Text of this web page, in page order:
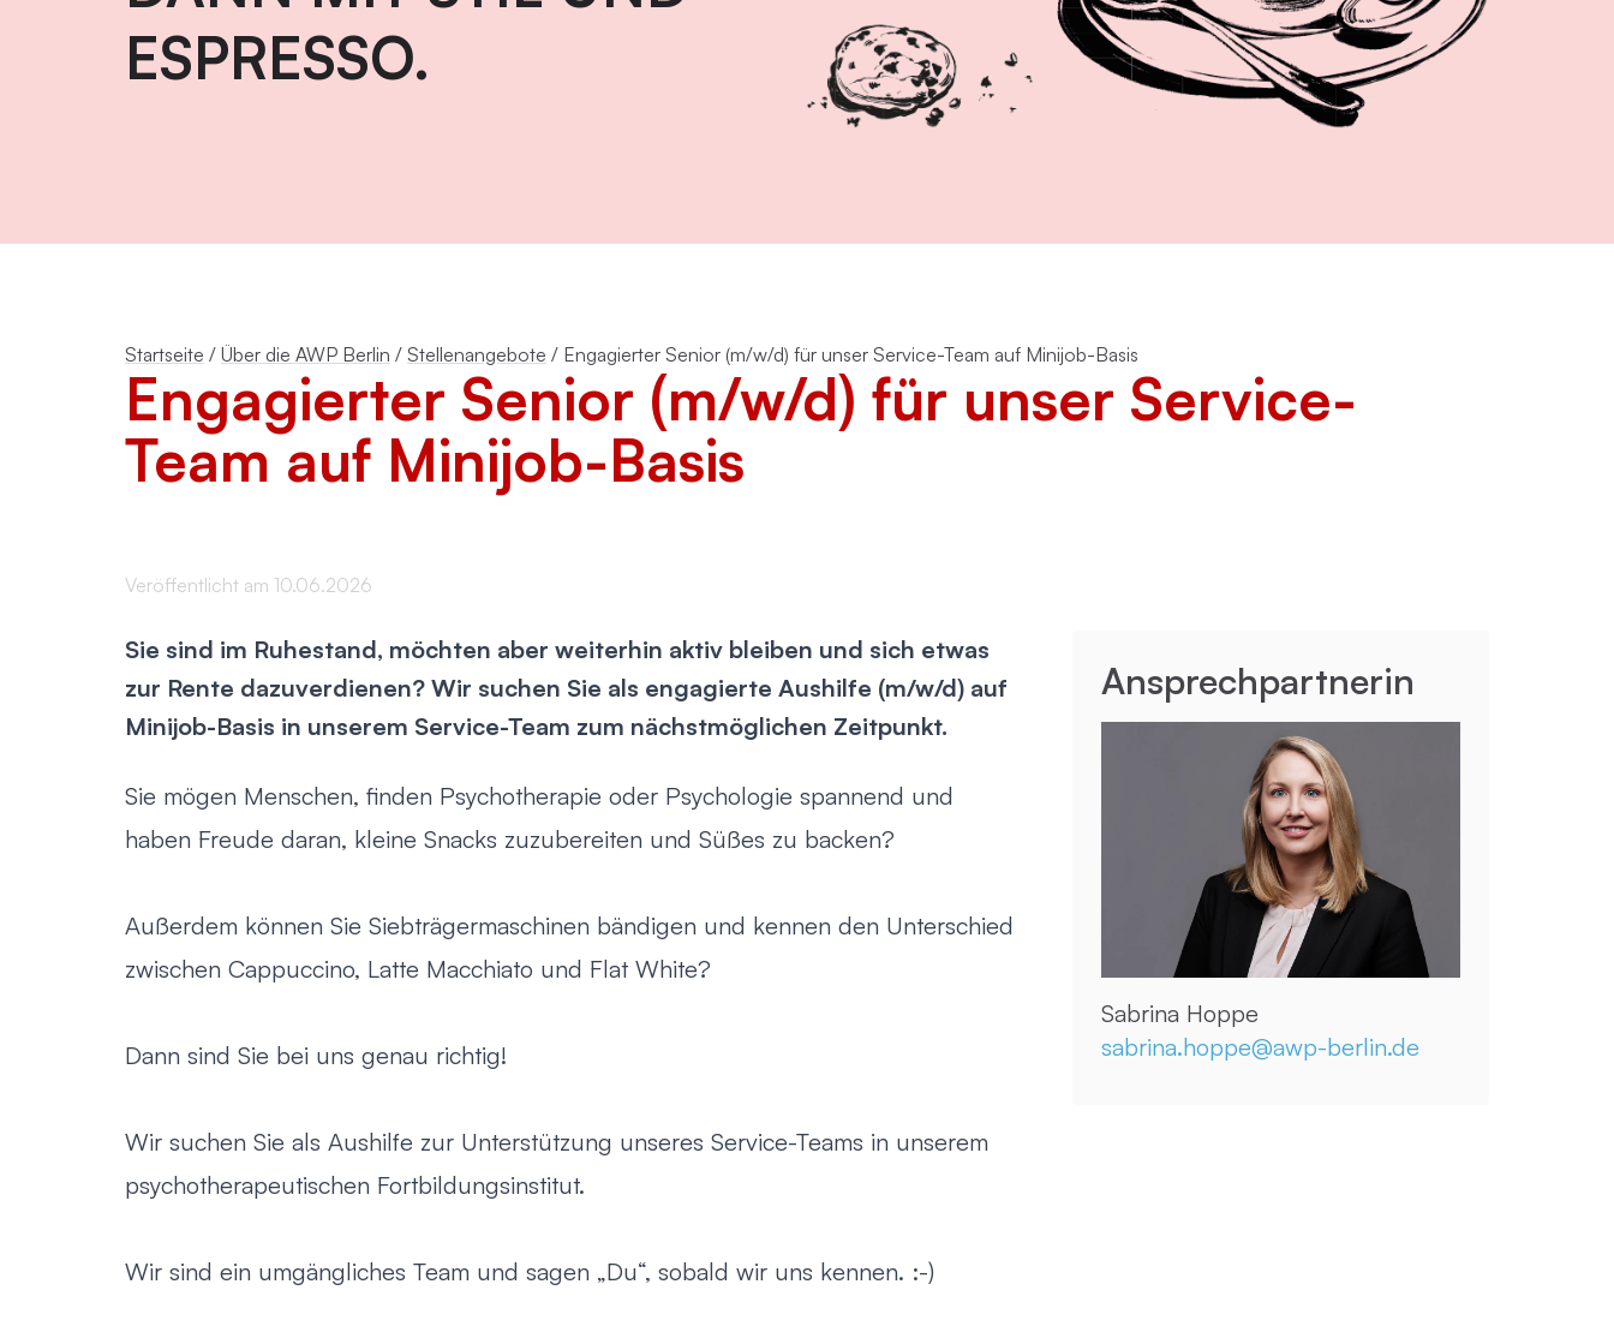
Emotionsfokussierte Therapie
Veranstaltungsorte
FAQ
Virtueller Rundgang
Vermietung
ESPRESSO.
Startseite / Über die AWP Berlin / Stellenangebote / Engagierter Senior (m/w/d) für unser Service-Team auf Minijob-Basis
Engagierter Senior (m/w/d) für unser Service-
Team auf Minijob-Basis
Veröffentlicht am 10.06.2026
Sie sind im Ruhestand, möchten aber weiterhin aktiv bleiben und sich etwas
zur Rente dazuverdienen? Wir suchen Sie als engagierte Aushilfe (m/w/d) auf
Minijob-Basis in unserem Service-Team zum nächstmöglichen Zeitpunkt.
Sie mögen Menschen, finden Psychotherapie oder Psychologie spannend und
haben Freude daran, kleine Snacks zuzubereiten und Süßes zu backen?
Außerdem können Sie Siebträgermaschinen bändigen und kennen den Unterschied
zwischen Cappuccino, Latte Macchiato und Flat White?
Dann sind Sie bei uns genau richtig!
Wir suchen Sie als Aushilfe zur Unterstützung unseres Service-Teams in unserem
psychotherapeutischen Fortbildungsinstitut.
Wir sind ein umgängliches Team und sagen „Du“, sobald wir uns kennen. :-)
Ansprechpartnerin
Sabrina Hoppe
sabrina.hoppe@awp-berlin.de